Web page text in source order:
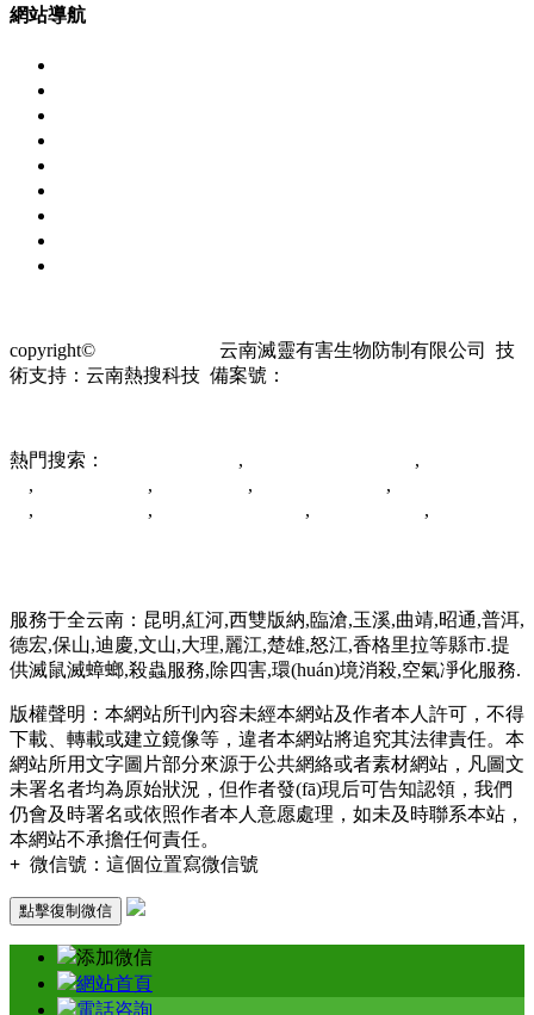
網站導航
copyright©
云南滅靈有害生物防制有限公司 技
術支持：云南熱搜科技 備案號：
熱門搜索： , ,
, , , ,
, , , ,
服務于全云南：昆明,紅河,西雙版納,臨滄,玉溪,曲靖,昭通,普洱,
德宏,保山,迪慶,文山,大理,麗江,楚雄,怒江,香格里拉等縣市.提
供滅鼠滅蟑螂,殺蟲服務,除四害,環(huán)境消殺,空氣凈化服務.
版權聲明：本網站所刊內容未經本網站及作者本人許可，不得
下載、轉載或建立鏡像等，違者本網站將追究其法律責任。本
網站所用文字圖片部分來源于公共網絡或者素材網站，凡圖文
未署名者均為原始狀況，但作者發(fā)現后可告知認領，我們
仍會及時署名或依照作者本人意愿處理，如未及時聯系本站，
本網站不承擔任何責任。
+ 微信號： 這個位置寫微信號
點擊復制微信
添加微信
網站首頁
電話咨詢